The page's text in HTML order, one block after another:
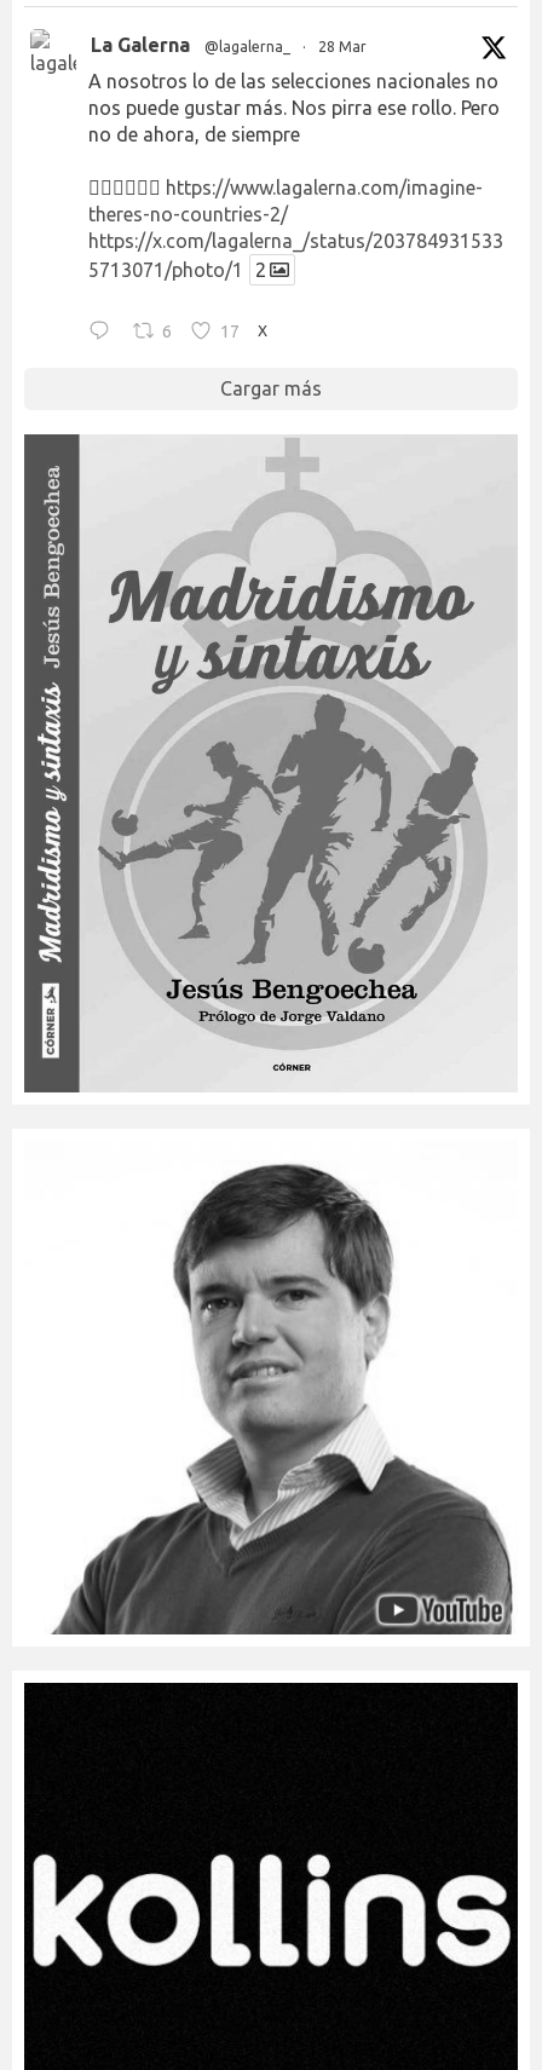
La Galerna @lagalerna_ · 28 Mar
A nosotros lo de las selecciones nacionales no
nos puede gustar más. Nos pirra ese rollo. Pero
no de ahora, de siempre
👉🏻👉🏻👉🏻 https://www.lagalerna.com/imagine-
theres-no-countries-2/
https://x.com/lagalerna_/status/203784931533
5713071/photo/1
2
6 17 X
Cargar más